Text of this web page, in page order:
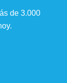
de 3.000